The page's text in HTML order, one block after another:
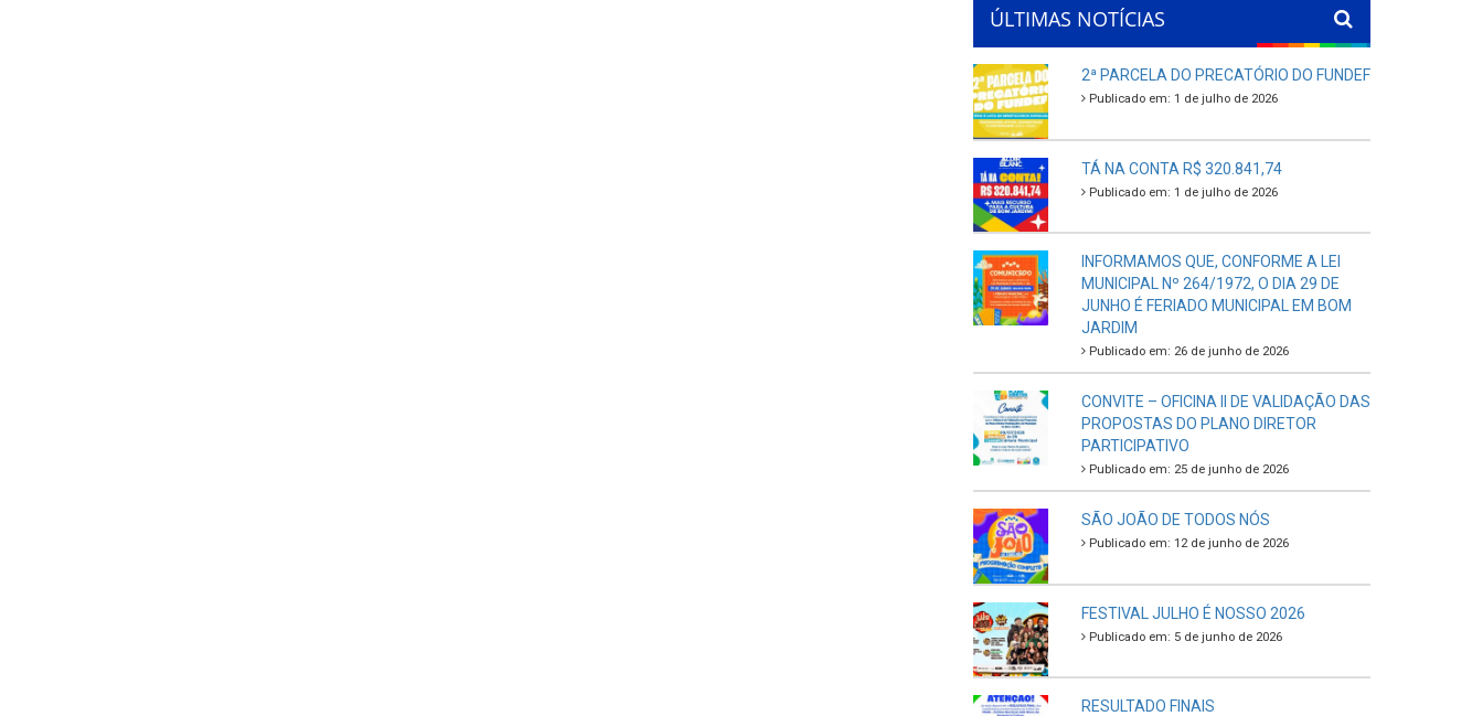
ÚLTIMAS NOTÍCIAS
2ª PARCELA DO PRECATÓRIO DO FUNDEF
Publicado em: 1 de julho de 2026
TÁ NA CONTA R$ 320.841,74
Publicado em: 1 de julho de 2026
INFORMAMOS QUE, CONFORME A LEI
MUNICIPAL Nº 264/1972, O DIA 29 DE
JUNHO É FERIADO MUNICIPAL EM BOM
JARDIM
Publicado em: 26 de junho de 2026
CONVITE – OFICINA II DE VALIDAÇÃO DAS
PROPOSTAS DO PLANO DIRETOR
PARTICIPATIVO
Publicado em: 25 de junho de 2026
SÃO JOÃO DE TODOS NÓS
Publicado em: 12 de junho de 2026
FESTIVAL JULHO É NOSSO 2026
Publicado em: 5 de junho de 2026
RESULTADO FINAIS